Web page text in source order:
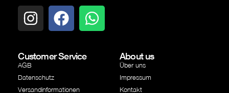
Customer Service
AGB
Datenschutz
Versandinformationen
About us
Über uns
Impressum
Kontakt